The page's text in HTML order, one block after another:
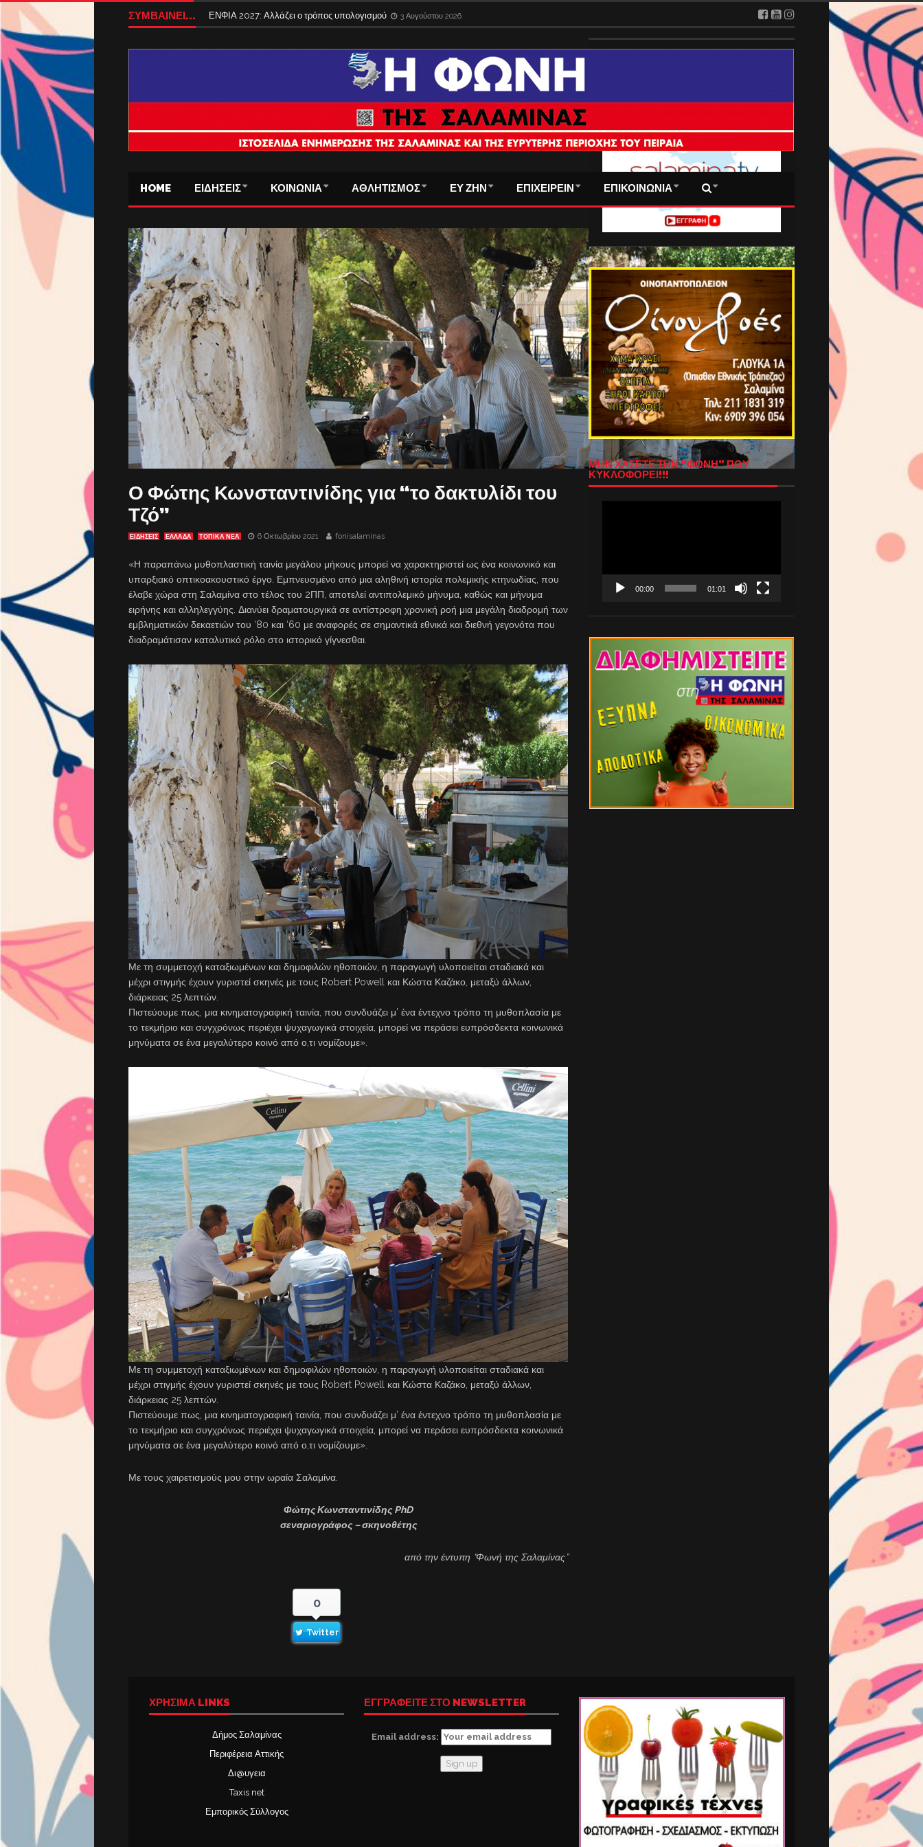
ΣΥΜΒΑΙΝΕΙ... ΕΝΦΙΑ 2027: Αλλάζει ο τρόπος υπολογισμού 3 Αυγούστου 2026
HOME ΕΙΔΗΣΕΙΣ ΚΟΙΝΩΝΙΑ ΑΘΛΗΤΙΣΜΟΣ ΕΥ ΖΗΝ ΕΠΙΧΕΙΡΕΙΝ ΕΠΙΚΟΙΝΩΝΙΑ
Ο Φώτης Κωνσταντινίδης για “το δακτυλίδι του
Τζό”
ΕΙΔΗΣΕΙΣ ΕΛΛΑΔΑ ΤΟΠΙΚΑ ΝΕΑ 6 Οκτωβρίου 2021 fonisalaminas
«Η παραπάνω μυθοπλαστική ταινία μεγάλου μήκους μπορεί να χαρακτηριστεί ως ένα κοινωνικό και
υπαρξιακό οπτικοακουστικό έργο. Εμπνευσμένο από μια αληθινή ιστορία πολεμικής κτηνωδίας, που
έλαβε χώρα στη Σαλαμίνα στο τέλος του 2ΠΠ, αποτελεί αντιπολεμικό μήνυμα, καθώς και μήνυμα
ειρήνης και αλληλεγγύης. Διανύει δραματουργικά σε αντίστροφη χρονική ροή μια μεγάλη διαδρομή των
εμβληματικών δεκαετιών του ‘80 και ‘60 με αναφορές σε σημαντικά εθνικά και διεθνή γεγονότα που
διαδραμάτισαν καταλυτικό ρόλο στο ιστορικό γίγνεσθαι.
Με τη συμμετοχή καταξιωμένων και δημοφιλών ηθοποιών, η παραγωγή υλοποιείται σταδιακά και
μέχρι στιγμής έχουν γυριστεί σκηνές με τους Robert Powell και Κώστα Καζάκο, μεταξύ άλλων,
διάρκειας 25 λεπτών.
Πιστεύουμε πως, μια κινηματογραφική ταινία, που συνδυάζει μ’ ένα έντεχνο τρόπο τη μυθοπλασία με
το τεκμήριο και συγχρόνως περιέχει ψυχαγωγικά στοιχεία, μπορεί να περάσει ευπρόσδεκτα κοινωνικά
μηνύματα σε ένα μεγαλύτερο κοινό από ο,τι νομίζουμε».
Με τη συμμετοχή καταξιωμένων και δημοφιλών ηθοποιών, η παραγωγή υλοποιείται σταδιακά και
μέχρι στιγμής έχουν γυριστεί σκηνές με τους Robert Powell και Κώστα Καζάκο, μεταξύ άλλων,
διάρκειας 25 λεπτών.
Πιστεύουμε πως, μια κινηματογραφική ταινία, που συνδυάζει μ’ ένα έντεχνο τρόπο τη μυθοπλασία με
το τεκμήριο και συγχρόνως περιέχει ψυχαγωγικά στοιχεία, μπορεί να περάσει ευπρόσδεκτα κοινωνικά
μηνύματα σε ένα μεγαλύτερο κοινό από ο,τι νομίζουμε».
Με τους χαιρετισμούς μου στην ωραία Σαλαμίνα.
Φώτης Κωνσταντινίδης PhD
σεναριογράφος – σκηνοθέτης
από την έντυπη “Φωνή της Σαλαμίνας”
0
Twitter
ΜΗΝ ΧΑΣΕΤΕ ΤΗΝ “ΦΩΝΗ” ΠΟΥ
ΚΥΚΛΟΦΟΡΕΙ!!!
00:00 01:01
ΧΡΉΣΙΜΑ LINKS
Δήμος Σαλαμίνας
Περιφέρεια Αττικής
Δι@υγεια
Taxis net
Εμπορικός Σύλλογος
ΕΓΓΡΑΦΕΙΤΕ ΣΤΟ NEWSLETTER
Email address: